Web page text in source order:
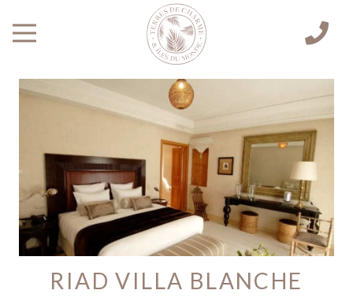
RIAD VILLA BLANCHE